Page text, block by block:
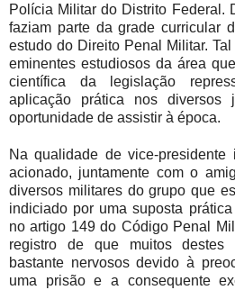
Polícia Militar do Distrito Federal.
faziam parte da grade curricular
estudo do Direito Penal Militar.
eminentes estudiosos da área
científica da legislação
aplicação prática nos diversos
oportunidade de assistir à época.
Na qualidade de vice-presidente
acionado, juntamente com o
diversos militares do grupo que
indiciado por uma suposta
no artigo 149 do Código Penal
registro de que muitos destes
bastante nervosos devido à
uma prisão e a consequente